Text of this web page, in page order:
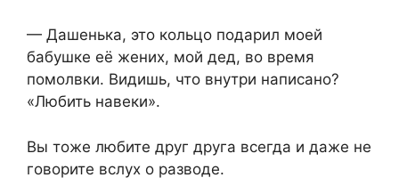
— Дашенька, это кольцо подарил моей
бабушке её жених, мой дед, во время
помолвки. Видишь, что внутри написано?
«Любить навеки».
Вы тоже любите друг друга всегда и даже не
говорите вслух о разводе.